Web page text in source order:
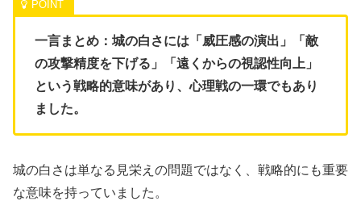
一言まとめ：城の白さには「威圧感の演出」「敵
の攻撃精度を下げる」「遠くからの視認性向上」
という戦略的意味があり、心理戦の一環でもあり
ました。
城の白さは単なる見栄えの問題ではなく、戦略的にも重要
な意味を持っていました。